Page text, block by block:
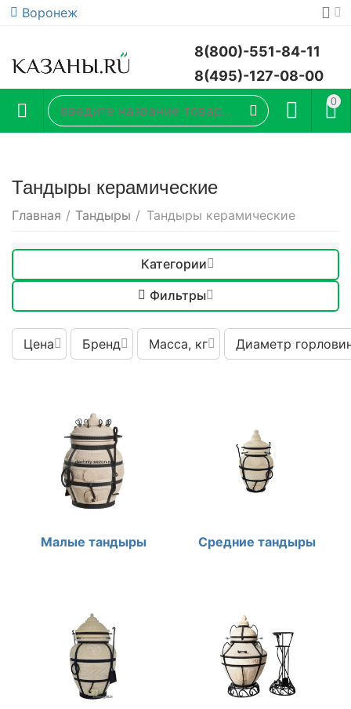
Воронеж
8(800)-551-84-11
8(495)-127-08-00
0
Тандыры керамические
Главная / Тандыры / Тандыры керамические
Категории
Фильтры
Цена Бренд Масса, кг Диаметр
Малые тандыры Средние тандыры